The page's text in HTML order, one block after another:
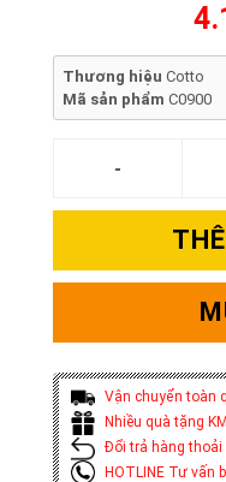
Thương hiệu Cotto
Mã sản phẩm C0900
Vận chuyển toàn
Nhiều quà tặng
Đổi trả hàng thoải
HOTLINE Tư vấn